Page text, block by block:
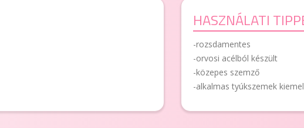
HASZNÁLATI
-rozsdamentes
-orvosi acélból készült
-közepes szemző
-alkalmas tyúkszemek